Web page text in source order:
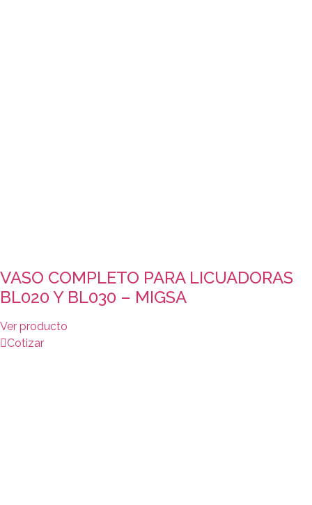
VASO COMPLETO PARA LICUADORAS
BL020 Y BL030 – MIGSA
Ver producto
Cotizar